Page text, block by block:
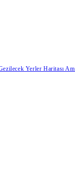
Yerler Haritası